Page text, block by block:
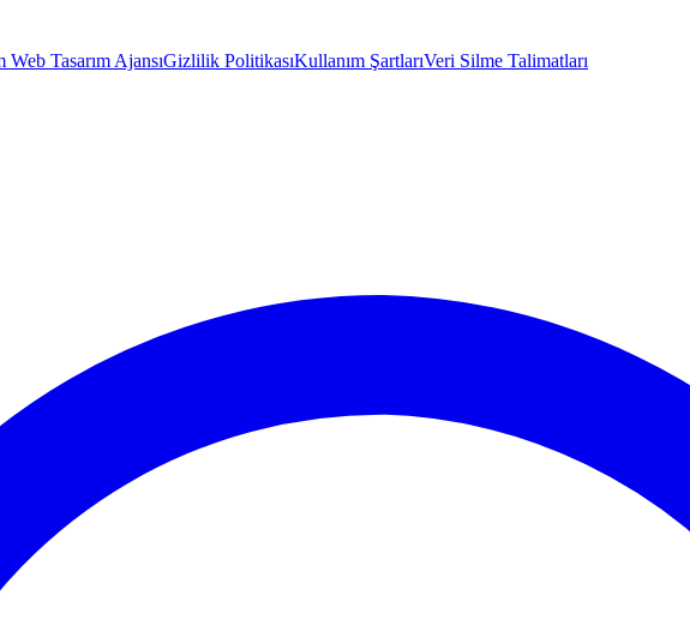
Web Tasarım AjansıGizlilik PolitikasıKullanım ŞartlarıVeri Silme Talimatları